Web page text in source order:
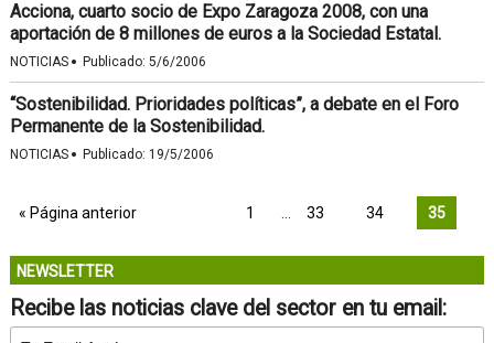
Acciona, cuarto socio de Expo Zaragoza 2008, con una
aportación de 8 millones de euros a la Sociedad Estatal.
NOTICIAS · Publicado: 5/6/2006
“Sostenibilidad. Prioridades políticas”, a debate en el Foro
Permanente de la Sostenibilidad.
NOTICIAS · Publicado: 19/5/2006
« Página anterior 1 33 34 35
NEWSLETTER
Recibe las noticias clave del sector en tu email: